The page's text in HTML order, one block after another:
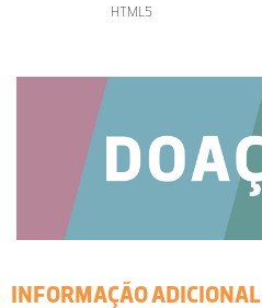
HTML5
INFORMAÇÃO ADICIONAL